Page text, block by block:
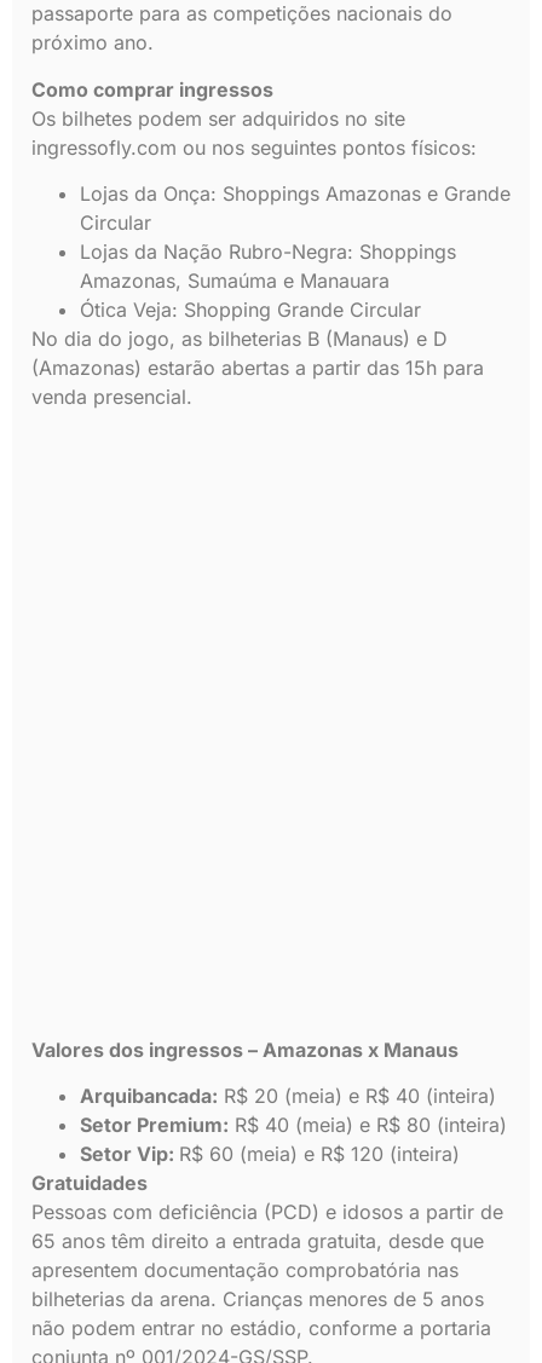
passaporte para as competições nacionais do
próximo ano.
Como comprar ingressos
Os bilhetes podem ser adquiridos no site
ingressofly.com ou nos seguintes pontos físicos:
Lojas da Onça: Shoppings Amazonas e Grande
Circular
Lojas da Nação Rubro-Negra: Shoppings
Amazonas, Sumaúma e Manauara
Ótica Veja: Shopping Grande Circular
No dia do jogo, as bilheterias B (Manaus) e D
(Amazonas) estarão abertas a partir das 15h para
venda presencial.
Valores dos ingressos – Amazonas x Manaus
Arquibancada: R$ 20 (meia) e R$ 40 (inteira)
Setor Premium: R$ 40 (meia) e R$ 80 (inteira)
Setor Vip: R$ 60 (meia) e R$ 120 (inteira)
Gratuidades
Pessoas com deficiência (PCD) e idosos a partir de
65 anos têm direito a entrada gratuita, desde que
apresentem documentação comprobatória nas
bilheterias da arena. Crianças menores de 5 anos
não podem entrar no estádio, conforme a portaria
conjunta nº 001/2024-GS/SSP.